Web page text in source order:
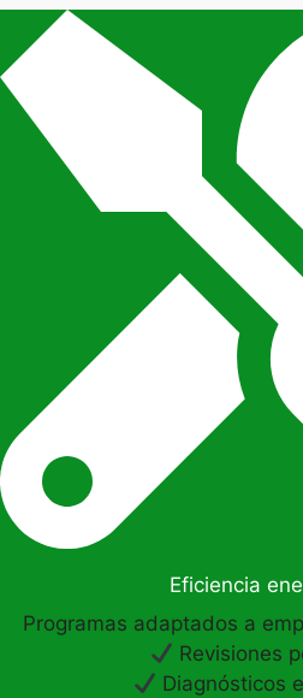
Eficiencia
Programas adaptados a
Revisiones
Diagnósticos